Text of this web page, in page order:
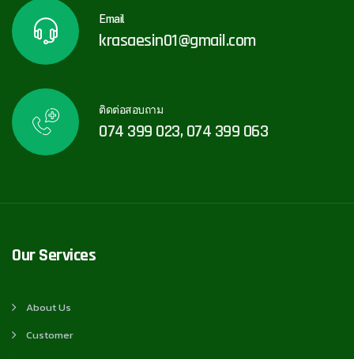
Email
krasaesin01@gmail.com
ติดต่อสอบถาม
074 399 023, 074 399 063
Our Services
About Us
Customer